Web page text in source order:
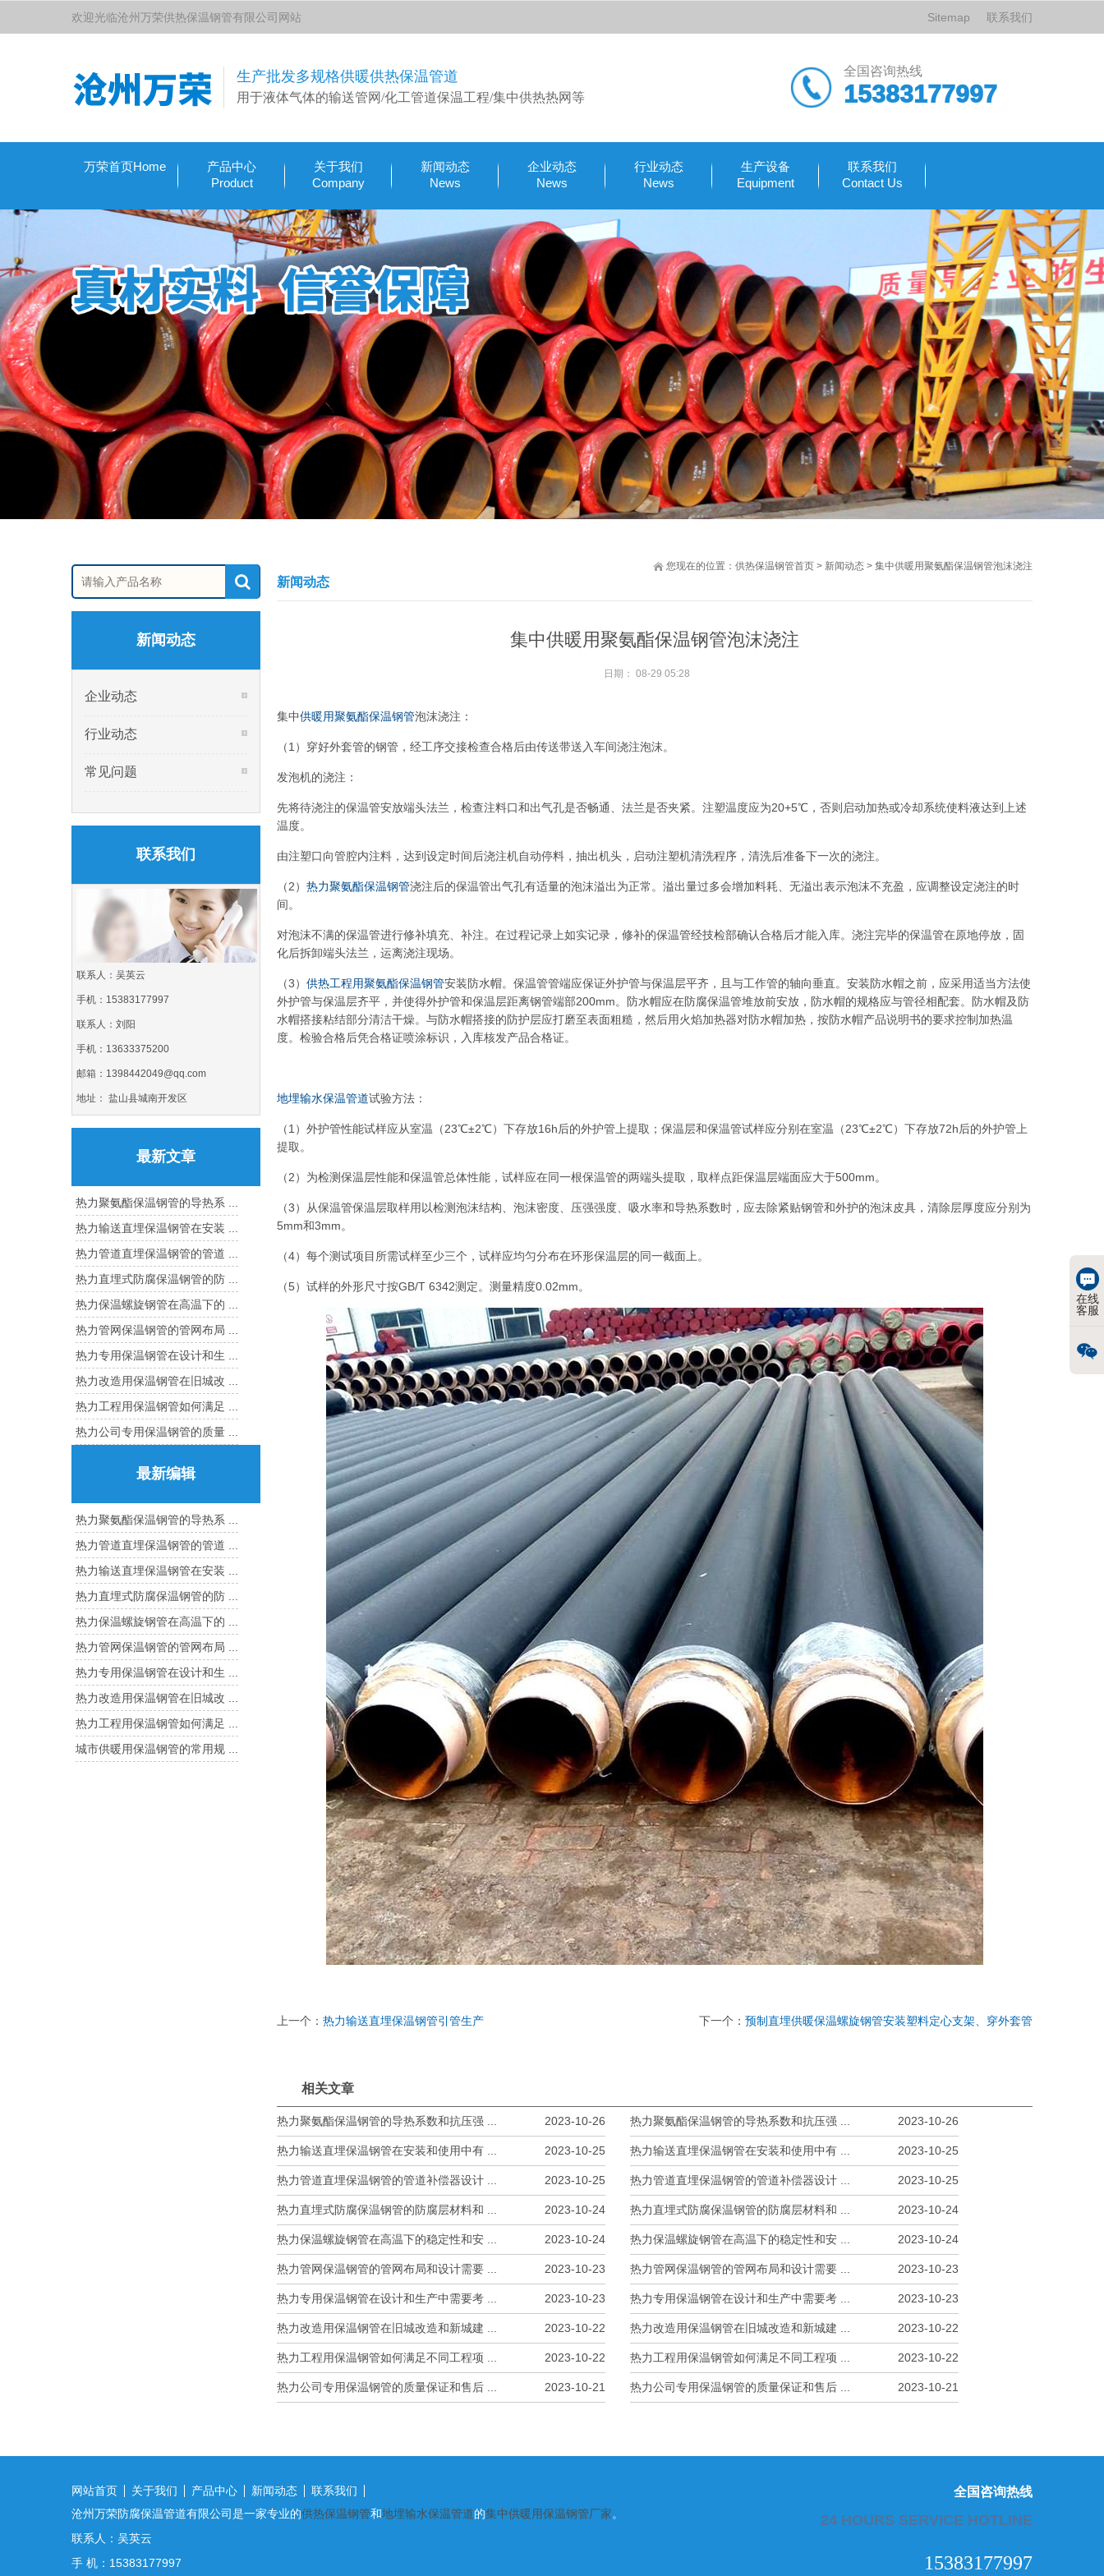
欢迎光临沧州万荣供热保温钢管有限公司网站 Sitemap 联系我们
生产批发多规格供暖供热保温管道
用于液体气体的输送管网/化工管道保温工程/集中供热热网等
全国咨询热线
15383177997
万荣首页Home
产品中心
Product
关于我们
Company
新闻动态
News
企业动态
News
行业动态
News
生产设备
Equipment
联系我们
Contact Us
您现在的位置： 供热保温钢管首页 > 新闻动态 > 集中供暖用聚氨酯保温钢管泡沫浇注
新闻动态
集中供暖用聚氨酯保温钢管泡沫浇注
日期： 08-29 05:28
集中供暖用聚氨酯保温钢管泡沫浇注：
（1）穿好外套管的钢管，经工序交接检查合格后由传送带送入车间浇注泡沫。
发泡机的浇注：
先将待浇注的保温管安放端头法兰，检查注料口和出气孔是否畅通、法兰是否夹紧。注塑温度应为20+5℃，否则启动加热或冷却系统使料液达到上述
温度。
由注塑口向管腔内注料，达到设定时间后浇注机自动停料，抽出机头，启动注塑机清洗程序，清洗后准备下一次的浇注。
（2） 热力聚氨酯保温钢管浇注后的保温管出气孔有适量的泡沫溢出为正常。溢出量过多会增加料耗、无溢出表示泡沫不充盈，应调整设定浇注的时
间。
对泡沫不满的保温管进行修补填充、补注。在过程记录上如实记录，修补的保温管经技检部确认合格后才能入库。浇注完毕的保温管在原地停放，固
化后拆卸端头法兰，运离浇注现场。
（3） 供热工程用聚氨酯保温钢管安装防水帽。保温管管端应保证外护管与保温层平齐，且与工作管的轴向垂直。安装防水帽之前，应采用适当方法使
外护管与保温层齐平，并使得外护管和保温层距离钢管端部200mm。防水帽应在防腐保温管堆放前安放，防水帽的规格应与管径相配套。防水帽及防
水帽搭接粘结部分清洁干燥。与防水帽搭接的防护层应打磨至表面粗糙，然后用火焰加热器对防水帽加热，按防水帽产品说明书的要求控制加热温
度。检验合格后凭合格证喷涂标识，入库核发产品合格证。
地埋输水保温管道试验方法：
（1）外护管性能试样应从室温（23℃±2℃）下存放16h后的外护管上提取；保温层和保温管试样应分别在室温（23℃±2℃）下存放72h后的外护管上
提取。
（2）为检测保温层性能和保温管总体性能，试样应在同一根保温管的两端头提取，取样点距保温层端面应大于500mm。
（3）从保温管保温层取样用以检测泡沫结构、泡沫密度、压强强度、吸水率和导热系数时，应去除紧贴钢管和外护的泡沫皮具，清除层厚度应分别为
5mm和3mm。
（4）每个测试项目所需试样至少三个，试样应均匀分布在环形保温层的同一截面上。
（5）试样的外形尺寸按GB/T 6342测定。测量精度0.02mm。
上一个： 热力输送直埋保温钢管引管生产 下一个： 预制直埋供暖保温螺旋钢管安装塑料定心支架、穿外套管
相关文章
热力聚氨酯保温钢管的导热系数和抗压强 ... 2023-10-26 热力聚氨酯保温钢管的导热系数和抗压强 ... 2023-10-26
热力输送直埋保温钢管在安装和使用中有 ... 2023-10-25 热力输送直埋保温钢管在安装和使用中有 ... 2023-10-25
热力管道直埋保温钢管的管道补偿器设计 ... 2023-10-25 热力管道直埋保温钢管的管道补偿器设计 ... 2023-10-25
热力直埋式防腐保温钢管的防腐层材料和 ... 2023-10-24 热力直埋式防腐保温钢管的防腐层材料和 ... 2023-10-24
热力保温螺旋钢管在高温下的稳定性和安 ... 2023-10-24 热力保温螺旋钢管在高温下的稳定性和安 ... 2023-10-24
热力管网保温钢管的管网布局和设计需要 ... 2023-10-23 热力管网保温钢管的管网布局和设计需要 ... 2023-10-23
热力专用保温钢管在设计和生产中需要考 ... 2023-10-23 热力专用保温钢管在设计和生产中需要考 ... 2023-10-23
热力改造用保温钢管在旧城改造和新城建 ... 2023-10-22 热力改造用保温钢管在旧城改造和新城建 ... 2023-10-22
热力工程用保温钢管如何满足不同工程项 ... 2023-10-22 热力工程用保温钢管如何满足不同工程项 ... 2023-10-22
热力公司专用保温钢管的质量保证和售后 ... 2023-10-21 热力公司专用保温钢管的质量保证和售后 ... 2023-10-21
新闻动态
企业动态
行业动态
常见问题
联系我们
联系人：吴英云
手机：15383177997
联系人：刘阳
手机：13633375200
邮箱：1398442049@qq.com
地址： 盐山县城南开发区
最新文章
热力聚氨酯保温钢管的导热系 ...
热力输送直埋保温钢管在安装 ...
热力管道直埋保温钢管的管道 ...
热力直埋式防腐保温钢管的防 ...
热力保温螺旋钢管在高温下的 ...
热力管网保温钢管的管网布局 ...
热力专用保温钢管在设计和生 ...
热力改造用保温钢管在旧城改 ...
热力工程用保温钢管如何满足 ...
热力公司专用保温钢管的质量 ...
最新编辑
热力聚氨酯保温钢管的导热系 ...
热力管道直埋保温钢管的管道 ...
热力输送直埋保温钢管在安装 ...
热力直埋式防腐保温钢管的防 ...
热力保温螺旋钢管在高温下的 ...
热力管网保温钢管的管网布局 ...
热力专用保温钢管在设计和生 ...
热力改造用保温钢管在旧城改 ...
热力工程用保温钢管如何满足 ...
城市供暖用保温钢管的常用规 ...
全国咨询热线
24 HOURS SERVICE HOTLINE
15383177997
网站首页 关于我们 产品中心 新闻动态
联系我们
沧州万荣防腐保温管道有限公司是一家专业的供热保温钢管和地埋输水保温管道的集中供暖用保温钢管厂家。
联系人：吴英云
手 机：15383177997
在线
客服